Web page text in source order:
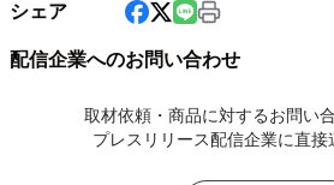
シェア
配信企業へのお問い合わせ
取材依頼・商品に対するお問い
プレスリリース配信企業に直接